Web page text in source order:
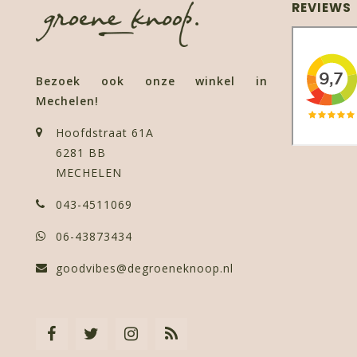
Bezoek ook onze winkel in
Mechelen!
Hoofdstraat 61A
6281 BB
MECHELEN
043-4511069
06-43873434
goodvibes@degroeneknoop.nl
REVIEWS